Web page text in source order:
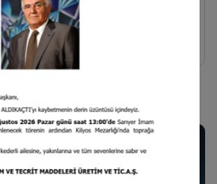
de energía.
Industria
Automotriz